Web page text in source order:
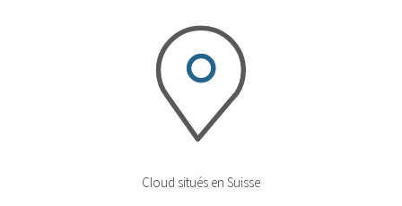
Cloud situés en Suisse